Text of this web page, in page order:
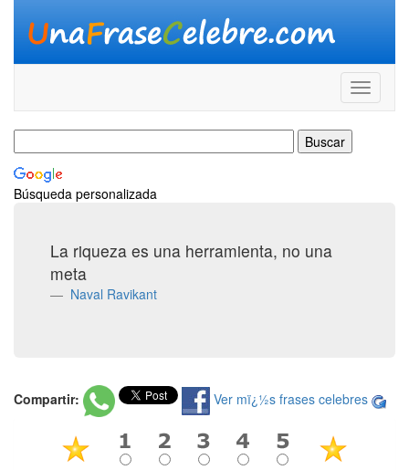
Búsqueda personalizada
La riqueza es una herramienta, no una
meta
Naval Ravikant
Compartir: Ver mï¿½s frases celebres